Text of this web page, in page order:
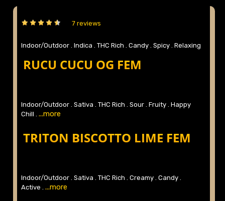
7 reviews
Indoor/Outdoor .Indica .THC Rich .Candy .Spicy .Relaxing
RUCU CUCU OG FEM
Indoor/Outdoor .Sativa .THC Rich .Sour .Fruity .Happy
Chill ....more
TRITON BISCOTTO LIME FEM
Indoor/Outdoor .Sativa .THC Rich .Creamy .Candy .
Active ....more